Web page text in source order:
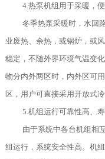
4.热泵机组用于采暖，
冬季热泵采暖时，水回
业废热、余热，或锅炉，或
稳定，不随外界环境气温变
物分内外两区时，内外区可
区，用户可直接采用开放式冷
5.机组运行可靠性高、
由于系统中各台机组相
组运行，系统安全性高。机